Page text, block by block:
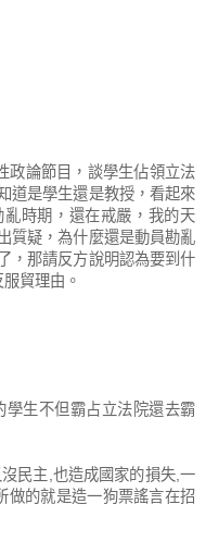
政論節目，談學生佔領立法
道是學生還是教授，看起來
時期，還在戒嚴，我的天
質疑，為什麼還是動員勘亂
，那請反方說明認為要到什
貿理由。
學生不但霸占立法院還去霸
民主,也造成國家的損失,一
做的就是造一狗票謠言在招